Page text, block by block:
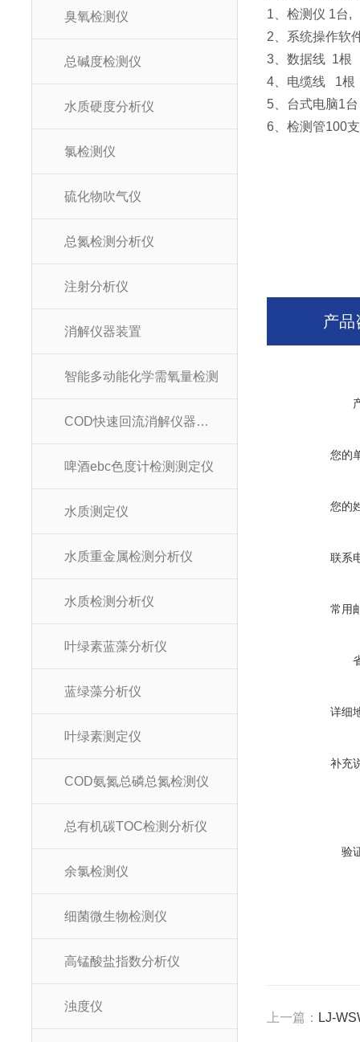
臭氧检测仪
总碱度检测仪
水质硬度分析仪
氯检测仪
硫化物吹气仪
总氮检测分析仪
注射分析仪
消解仪器装置
智能多动能化学需氧量检测
COD快速回流消解仪器装置
啤酒ebc色度计检测测定仪
水质测定仪
水质重金属检测分析仪
水质检测分析仪
叶绿素蓝藻分析仪
蓝绿藻分析仪
叶绿素测定仪
COD氨氮总磷总氮检测仪
总有机碳TOC检测分析仪
余氯检测仪
细菌微生物检测仪
高锰酸盐指数分析仪
浊度仪
1、检测仪 1台,
2、系统操作软
3、数据线 1根
4、电缆线 1根
5、台式电脑1
6、检测管100
产品
您的
您的
联系
常用
详细
补充
验
上一篇： LJ-